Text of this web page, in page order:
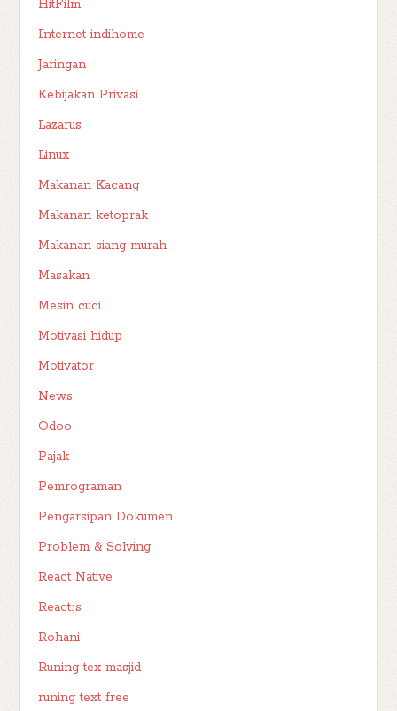
HitFilm
Internet indihome
Jaringan
Kebijakan Privasi
Lazarus
Linux
Makanan Kacang
Makanan ketoprak
Makanan siang murah
Masakan
Mesin cuci
Motivasi hidup
Motivator
News
Odoo
Pajak
Pemrograman
Pengarsipan Dokumen
Problem & Solving
React Native
React.js
Rohani
Runing tex masjid
runing text free